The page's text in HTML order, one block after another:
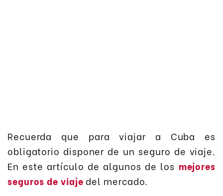
Recuerda que para viajar a Cuba es
obligatorio disponer de un seguro de viaje.
En este artículo de algunos de los mejores
seguros de viaje del mercado.